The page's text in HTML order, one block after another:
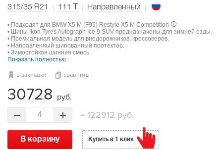
315/35 R21 111 Направленный
• Подходят для BMW X5 M (F95) Restyle X5 M Competition
• Шины Ikon Tyres Autograph Ice 9 SUV предназначены для зимней езды.
• Премиальная модель для внедорожников, кроссоверов.
• Направленный шипованный протектор.
• Зимостойкая шинная смесь.
Показать полностью
в закладки сравнить
30728 руб.
4 =122912 руб.
В корзину Купить в 1 клик